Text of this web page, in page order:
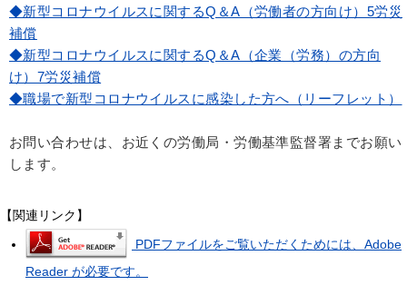
◆新型コロナウイルスに関するQ＆A（労働者の方向け）5労災
補償
◆新型コロナウイルスに関するQ＆A（企業（労務）の方向
け）7労災補償
◆職場で新型コロナウイルスに感染した方へ（リーフレット）
お問い合わせは、お近くの労働局・労働基準監督署までお願い
します。
【関連リンク】
PDFファイルをご覧いただくためには、Adobe
Reader が必要です。